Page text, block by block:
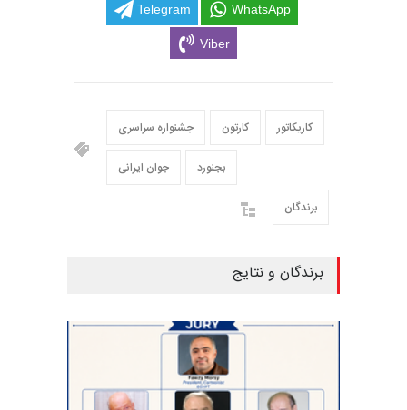
Telegram WhatsApp
Viber
جشنواره سراسری کارتون کاریکاتور
جوان ایرانی بجنورد
برندگان
برندگان و نتایج